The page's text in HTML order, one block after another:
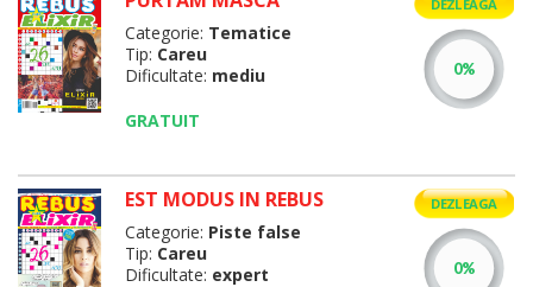
Categorie: Tematice
Tip: Careu
Dificultate: mediu
GRATUIT
DEZLEAGA
EST MODUS IN REBUS
Categorie: Piste false
Tip: Careu
Dificultate: expert
DEZLEAGA